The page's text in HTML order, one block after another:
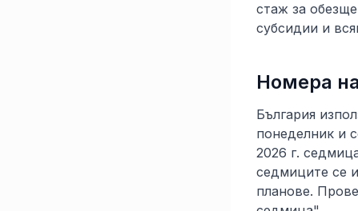
стаж за
субсидии и
Номера
България
понеделник и
2026 г.
седмиците се
планове.